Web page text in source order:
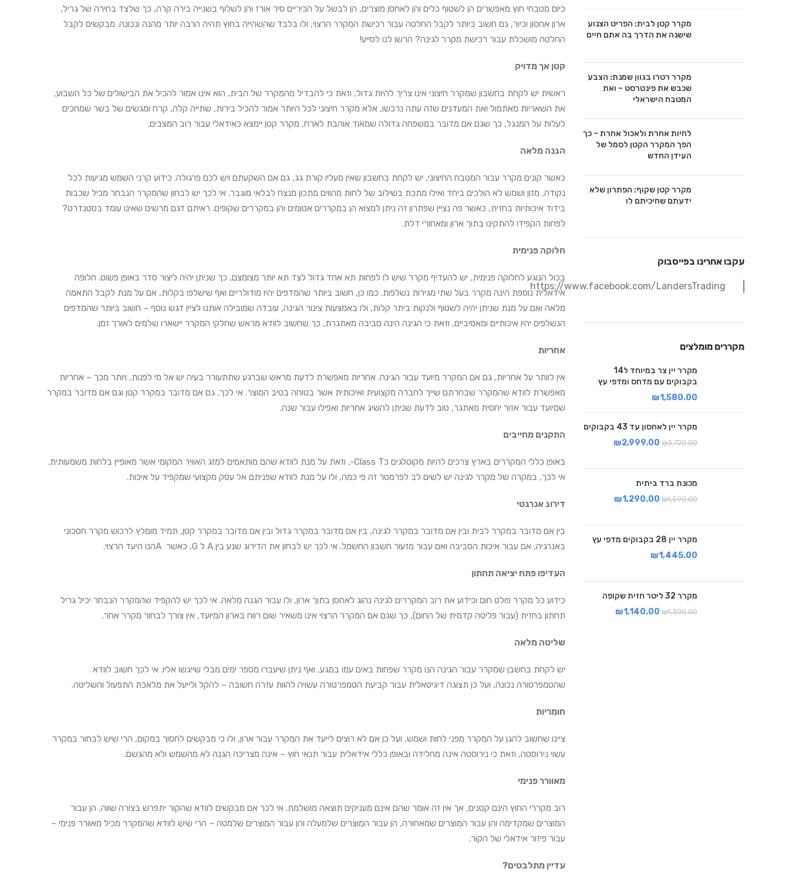
כיום מטבחי חוץ מאפשרים הן לשטוף כלים והן לאחסן מוצרים, הן לבשל על הכיריים סיר אורז והן לשלוף בשנייה בירה קרה, כך שלצד בחירה של גריל,
ארון אחסון וכיור, גם חשוב ביותר לקבל החלטה עבור רכישת המקרר הרצוי, ולו בלבד שהשהייה בחוץ תהיה הרבה יותר מהנה ונכונה. מבקשים לקבל
החלטה מושכלת עבור רכישת מקרר לגינה? הרשו לנו לסייע!
קטן אך מדויק
ראשית יש לקחת בחשבון שמקרר חיצוני אינו צריך להיות גדול, וזאת כי להבדיל מהמקרר של הבית, הוא אינו אמור להכיל את הבישולים של כל השבוע,
את השאריות מאתמול ואת המעדנים שזה עתה נרכשו, אלא מקרר חיצוני לכל היותר אמור להכיל בירות, שתייה קלה, קרח ומגשים של בשר שמחכים
לעלות על המנגל, כך שגם אם מדובר במשפחה גדולה שמאוד אוהבת לארח, מקרר קטן יימצא כאידאלי עבור רוב המצבים.
הגנה מלאה
כאשר קונים מקרר עבור המטבח החיצוני, יש לקחת בחשבון שאין מעליו קורת גג, גם אם השקעתם ויש לכם פרגולה. כידוע קרני השמש מגיעות לכל
נקודה, מזון ושמש לא הולכים ביחד ואילו מתכת בשילוב של לחות מהווים מתכון מנצח לבלאי מוגבר. אי לכך יש לבחון שהמקרר הנבחר מכיל שכבות
בידוד איכותיות בחזית, כאשר פה נציין שפתרון זה ניתן למצוא הן במקררים אטומים והן במקררים שקופים. ראיתם דגם מרשים שאינו עומד בסטנדרט?
לפחות הקפידו להתקינו בתוך ארון ומאחורי דלת.
חלוקה פנימית
בכול הנוגע לחלוקה פנימית, יש להעדיף מקרר שיש לו לפחות תא אחד גדול לצד תא יותר מצומצם, כך שניתן יהיה ליצור סדר באופן פשוט. חלופה
אידאלית נוספת הינה מקרר בעל שתי מגירות נשלפות. כמו כן, חשוב ביותר שהמדפים יהיו מודולריים ואף שישלפו בקלות, אם על מנת לקבל התאמה
מלאה ואם על מנת שניתן יהיה לשטוף ולנקות ביתר קלות, ולו באמצעות צינור הגינה, עובדה שמובילה אותנו לציין דגש נוסף – חשוב ביותר שהמדפים
הנשלפים יהיו איכותיים ומאסיביים, וזאת כי הגינה הינה סביבה מאתגרת, כך שחשוב לוודא מראש שחלקי המקרר יישארו שלמים לאורך זמן.
אחריות
אין לוותר על אחריות, גם אם המקרר מיועד עבור הגינה. אחריות מאפשרת לדעת מראש שברגע שתתעורר בעיה יש אל מי לפנות, ויותר מכך – אחריות
מאפשרת לוודא שהמקרר שבחרתם שייך לחברה מקצועית ואיכותית אשר בטוחה בטיב המוצר. אי לכך, גם אם מדובר במקרר קטן וגם אם מדובר במקרר
שמיועד עבור אזור יחסית מאתגר, טוב לדעת שניתן להשיג אחריות ואפילו עבור שנה.
התקנים מחייבים
באופן כללי המקררים בארץ צרכים להיות מקוטלגים כClass T-, וזאת על מנת לוודא שהם מותאמים למזג האוויר המקומי אשר מאופיין בלחות משמעותית.
אי לכך, במקרה של מקרר לגינה יש לשים לב לפרמטר זה פי כמה, ולו על מנת לוודא שפניתם אל עסק מקצועי שמקפיד על איכות.
דירוג אנרגטי
בין אם מדובר במקרר לבית ובין אם מדובר במקרר לגינה, בין אם מדובר במקרר גדול ובין אם מדובר במקרר קטן, תמיד מומלץ לרכוש מקרר חסכוני
באנרגיה, אם עבור איכות הסביבה ואם עבור מזעור חשבון החשמל. אי לכך יש לבחון את הדירוג שנע בין A ל G, כאשר Aהנו היעד הרצוי.
העדיפו פתח יציאה תחתון
כידוע כל מקרר פולט חום וכידוע את רוב המקררים לגינה נהוג לאחסן בתוך ארון, ולו עבור הגנה מלאה. אי לכך יש להקפיד שהמקרר הנבחר יכיל גריל
תחתון בחזית (עבור פליטה קדמית של החום), כך שגם אם המקרר הרצוי אינו משאיר שום רווח בארון המיועד, אין צורך לבחור מקרר אחר.
שליטה מלאה
יש לקחת בחשבן שמקרר עבור הגינה הנו מקרר שפחות באים עמו במגע, ואף ניתן שיעברו מספר ימים מבלי שייגשו אליו. אי לכך חשוב לוודא
שהטמפרטורה נכונה, ועל כן תצוגה דיגיטאלית עבור קביעת הטמפרטורה עשויה להוות עזרה חשובה – להקל ולייעל את מלאכת התפעול והשליטה.
חומריות
ציינו שחשוב להגן על המקרר מפני לחות ושמש, ועל כן אם לא רוצים לייעד את המקרר עבור ארון, ולו כי מבקשים לחסוך במקום, הרי שיש לבחור במקרר
עשוי נירוסטה, וזאת כי נירוסטה אינה מחלידה ובאופן כללי אידאלית עבור תנאי חוץ – אינה מצריכה הגנה לא מהשמש ולא מהגשם.
מאוורר פנימי
רוב מקררי החוץ הינם קטנים, אך אין זה אומר שהם אינם מעניקים תוצאה מושלמת. אי לכך אם מבקשים לוודא שהקור יתפרש בצורה שווה, הן עבור
המוצרים שמקדימה והן עבור המוצרים שמאחורה, הן עבור המוצרים שלמעלה והן עבור המוצרים שלמטה – הרי שיש לוודא שהמקרר מכיל מאוורר פנימי –
עבור פיזור אידאלי של הקור.
עדיין מתלבטים?
מקרר קטן לבית: הפריט הצנוע
שישנה את הדרך בה אתם חיים
מקרר רטרו בגוון שמנת: הצבע
שכבש את פינטרסט – ואת
המטבח הישראלי
לחיות אחרת ולאכול אחרת – כך
הפך המקרר הקטן לסמל של
העידן החדש
מקרר קטן שקוף: הפתרון שלא
ידעתם שחיכיתם לו
עקבו אחרינו בפייסבוק
https://www.facebook.com/LandersTrading
מקררים מומלצים
מקרר יין צר במיוחד ל14
בקבוקים עם מדחס ומדפי עץ
₪1,580.00
מקרר יין לאחסון עד 43 בקבוקים
₪3,720.00
₪2,999.00
מכונת ברד ביתית
₪1,590.00
₪1,290.00
מקרר יין 28 בקבוקים מדפי עץ
₪1,445.00
מקרר 32 ליטר חזית שקופה
₪1,300.00
₪1,140.00